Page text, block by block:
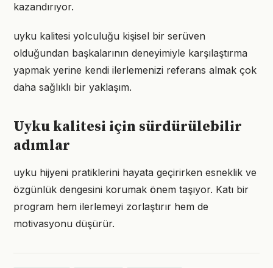
kazandırıyor.
uyku kalitesi yolculuğu kişisel bir serüven
olduğundan başkalarının deneyimiyle karşılaştırma
yapmak yerine kendi ilerlemenizi referans almak çok
daha sağlıklı bir yaklaşım.
Uyku kalitesi için sürdürülebilir
adımlar
uyku hijyeni pratiklerini hayata geçirirken esneklik ve
özgünlük dengesini korumak önem taşıyor. Katı bir
program hem ilerlemeyi zorlaştırır hem de
motivasyonu düşürür.